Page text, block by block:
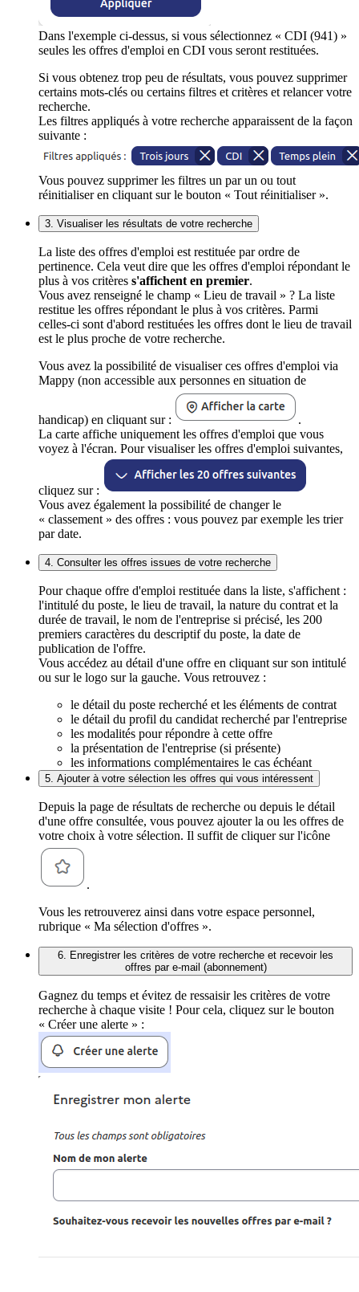
Dans l'exemple ci-dessus, si vous sélectionnez « CDI (941) »
seules les offres d'emploi en CDI vous seront restituées.
Si vous obtenez trop peu de résultats, vous pouvez supprimer
certains mots-clés ou certains filtres et critères et relancer votre
recherche.
Les filtres appliqués à votre recherche apparaissent de la façon
suivante :
Vous pouvez supprimer les filtres un par un ou tout
réinitialiser en cliquant sur le bouton « Tout réinitialiser ».
3. Visualiser les résultats de votre recherche
La liste des offres d'emploi est restituée par ordre de
pertinence. Cela veut dire que les offres d'emploi répondant le
plus à vos critères s'affichent en premier.
Vous avez renseigné le champ « Lieu de travail » ? La liste
restitue les offres répondant le plus à vos critères. Parmi
celles-ci sont d'abord restituées les offres dont le lieu de travail
est le plus proche de votre recherche.
Vous avez la possibilité de visualiser ces offres d'emploi via
Mappy (non accessible aux personnes en situation de
handicap) en cliquant sur :
.
La carte affiche uniquement les offres d'emploi que vous
voyez à l'écran. Pour visualiser les offres d'emploi suivantes,
cliquez sur :
Vous avez également la possibilité de changer le
« classement » des offres : vous pouvez par exemple les trier
par date.
4. Consulter les offres issues de votre recherche
Pour chaque offre d'emploi restituée dans la liste, s'affichent :
l'intitulé du poste, le lieu de travail, la nature du contrat et la
durée de travail, le nom de l'entreprise si précisé, les 200
premiers caractères du descriptif du poste, la date de
publication de l'offre.
Vous accédez au détail d'une offre en cliquant sur son intitulé
ou sur le logo sur la gauche. Vous retrouvez :
le détail du poste recherché et les éléments de contrat
le détail du profil du candidat recherché par l'entreprise
les modalités pour répondre à cette offre
la présentation de l'entreprise (si présente)
les informations complémentaires le cas échéant
5. Ajouter à votre sélection les offres qui vous intéressent
Depuis la page de résultats de recherche ou depuis le détail
d'une offre consultée, vous pouvez ajouter la ou les offres de
votre choix à votre sélection. Il suffit de cliquer sur l'icône
.
Vous les retrouverez ainsi dans votre espace personnel,
rubrique « Ma sélection d'offres ».
6. Enregistrer les critères de votre recherche et recevoir les
offres par e-mail (abonnement)
Gagnez du temps et évitez de ressaisir les critères de votre
recherche à chaque visite ! Pour cela, cliquez sur le bouton
« Créer une alerte » :